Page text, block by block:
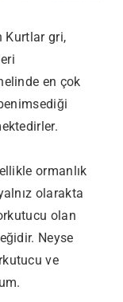
Kurtlar gri,
en çok
ormanlık
olarakta
olan
Neyse
ve